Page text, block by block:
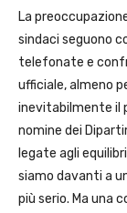
La
sindaci seguono
telefonate e
ufficiale, almeno
inevitabilmente il
nomine dei
legate agli
siamo davanti a
più serio. Ma una